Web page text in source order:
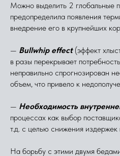
Можно выделить 2 глобальные
предопределила появления
внедрение его в крупнейших
— Bullwhip effect(эффект
в разы перекрывает
неправильно спрогнозирован
объем, что привело к
— Необходимость
процессах как выбор
т.д. с целью снижения издержек
На борьбу с этими двумя